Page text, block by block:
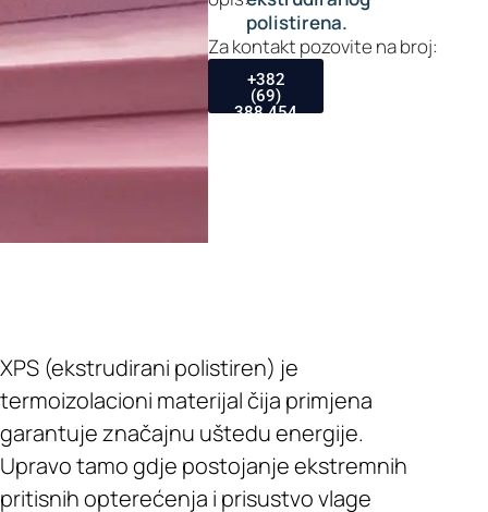
polistirena.
Za kontakt pozovite na broj:
+382
(69)
388 454
XPS (ekstrudirani polistiren) je
termoizolacioni materijal čija primjena
garantuje značajnu uštedu energije.
Upravo tamo gdje postojanje ekstremnih
pritisnih opterećenja i prisustvo vlage